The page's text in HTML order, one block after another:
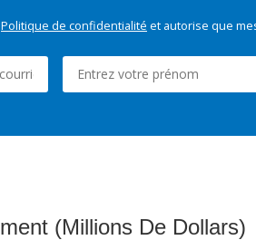
Politique de confidentialité et autorise que
(Millions De Dollars)